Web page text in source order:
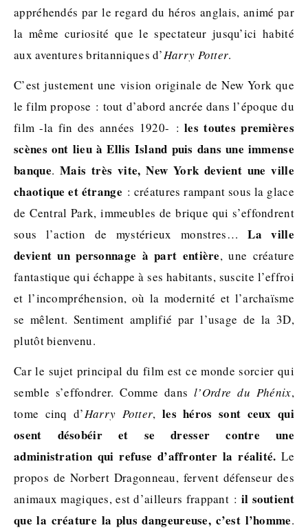
appréhendés par le regard du héros anglais, animé par
la même curiosité que le spectateur jusqu’ici habité
aux aventures britanniques d’Harry Potter.
C’est justement une vision originale de New York que
le film propose : tout d’abord ancrée dans l’époque du
film -la fin des années 1920- :les toutes premières
scènes ont lieu à Ellis Island puis dans une immense
banque. Mais très vite, New York devient une ville
chaotique et étrange : créatures rampant sous la glace
de Central Park, immeubles de brique qui s’effondrent
sous l’action de mystérieux monstres…La ville
devient un personnage à part entière, une créature
fantastique qui échappe à ses habitants, suscite l’effroi
et l’incompréhension, où la modernité et l’archaïsme
se mêlent. Sentiment amplifié par l’usage de la 3D,
plutôt bienvenu.
Car le sujet principal du film est ce monde sorcier qui
semble s’effondrer. Comme dansl’Ordre du Phénix,
tome cinq d’Harry Potter, les héros sont ceux qui
osent désobéir et se dresser contre une
administration qui refuse d’affronter la réalité. Le
propos de Norbert Dragonneau, fervent défenseur des
animaux magiques, est d’ailleurs frappant : il soutient
que la créature la plus dangeureuse, c’est l’homme.